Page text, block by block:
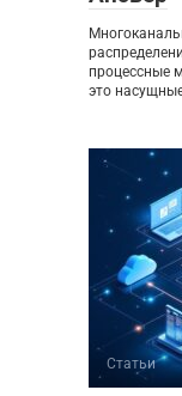
процессные
это
Статьи